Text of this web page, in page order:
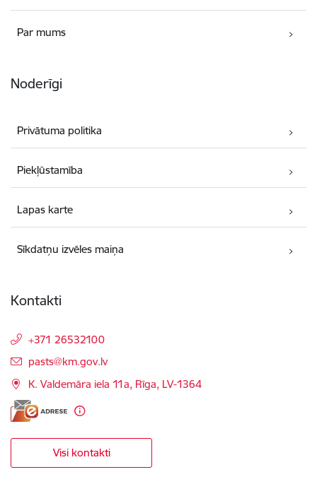
Par mums
Noderīgi
Privātuma politika
Piekļūstamība
Lapas karte
Sīkdatņu izvēles maiņa
Kontakti
+371 26532100
E-pasts:
pasts@km.gov.lv
K. Valdemāra iela 11a, Rīga, LV-1364
Visi kontakti